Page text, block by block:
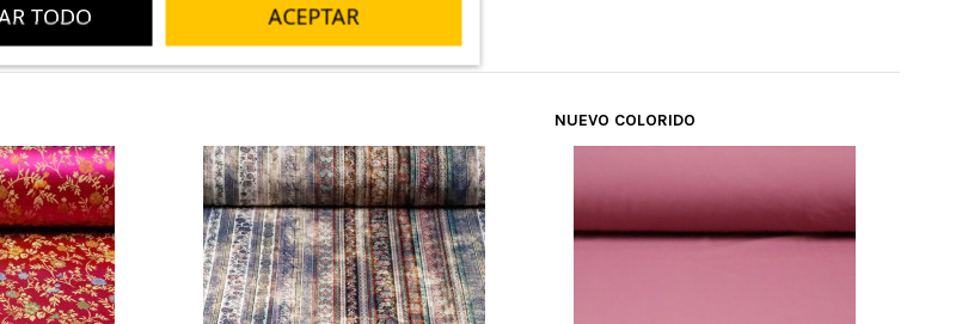
NUEVO COLORIDO
TODO ACEPTAR